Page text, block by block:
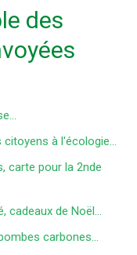
des
citoyens à l'écologie...
carte pour la 2nde
cadeaux de Noël...
carbones...